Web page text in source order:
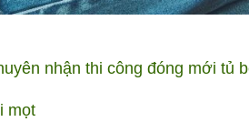
nhận thi công đóng mới tủ
mọt